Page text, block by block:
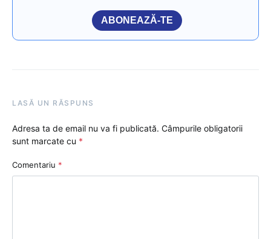
ABONEAZĂ-TE
LASĂ UN RĂSPUNS
Adresa ta de email nu va fi publicată. Câmpurile obligatorii
sunt marcate cu *
Comentariu *